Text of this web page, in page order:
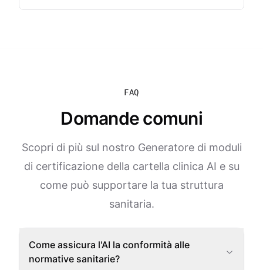
FAQ
Domande comuni
Scopri di più sul nostro Generatore di moduli
di certificazione della cartella clinica AI e su
come può supportare la tua struttura
sanitaria.
Come assicura l'AI la conformità alle
normative sanitarie?